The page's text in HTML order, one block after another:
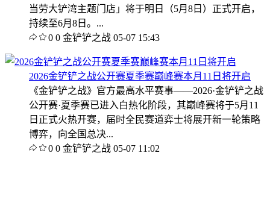
当劳大铲湾主题门店」将于明日（5月8日）正式开启，
持续至6月8日。...
0 0 金铲铲之战 05-07 15:43
2026金铲铲之战公开赛夏季赛巅峰赛本月11日将开启
《金铲铲之战》官方最高水平赛事——2026·金铲铲之战
公开赛·夏季赛已进入白热化阶段，其巅峰赛将于5月11
日正式火热开赛，届时全民赛道弈士将展开新一轮策略
博弈，向全国总决...
0 0 金铲铲之战 05-07 11:02